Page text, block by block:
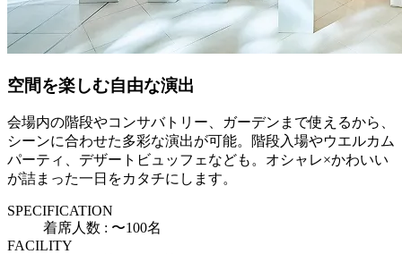
空間を楽しむ自由な演出
会場内の階段やコンサバトリー、ガーデンまで使えるから、
シーンに合わせた多彩な演出が可能。階段入場やウエルカム
パーティ、デザートビュッフェなども。オシャレ×かわいい
が詰まった一日をカタチにします。
SPECIFICATION
着席人数 : 〜100名
FACILITY